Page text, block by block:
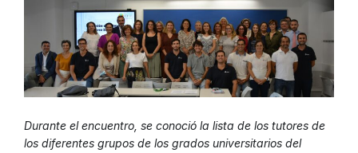
Durante el encuentro, se conoció la lista de los tutores de
los diferentes grupos de los grados universitarios del